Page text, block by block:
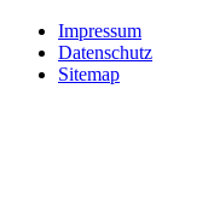
Impressum
Datenschutz
Sitemap